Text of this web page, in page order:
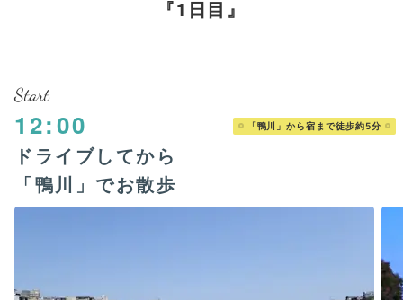
1日目
Start
12:00 「鴨川」から宿まで徒歩約5分
ドライブしてから
「鴨川」でお散歩